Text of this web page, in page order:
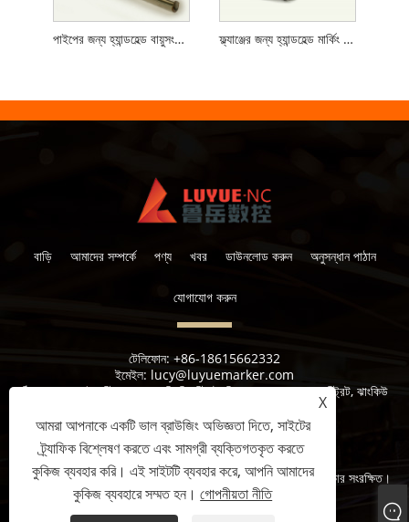
পাইপের জন্য হ্যান্ডহেল্ড বায়ুসংক্রান্ত মার্কিং মেশিন ফ্ল্যাঞ্জের জন্য হ্যান্ডহেল্ড মার্কিং মেশিন
বাড়ি আমাদের সম্পর্কে পণ্য খবর ডাউনলোড করুন অনুসন্ধান পাঠান
যোগাযোগ করুন
টেলিফোন: +86-18615662332
ইমেইল: lucy@luyuemarker.com
ঠিকানা:দোঘাও ইন্ডাস্ট্রিয়াল জোন, কিংপিং স্ট্রিট, শিল্প 1 ম রোড, শুয়াংশান স্ট্রিট, ঝাংকিউ
কপিরাইট © 2022 জিনান লুইউ সিএনসি সরঞ্জাম কোং, লিমিটেড সমস্ত অধিকার সংরক্ষিত।
X
আমরা আপনাকে একটি ভাল ব্রাউজিং অভিজ্ঞতা দিতে, সাইটের
ট্র্যাফিক বিশ্লেষণ করতে এবং সামগ্রী ব্যক্তিগতকৃত করতে
কুকিজ ব্যবহার করি। এই সাইটটি ব্যবহার করে, আপনি আমাদের
কুকিজ ব্যবহারে সম্মত হন।গোপনীয়তা নীতি